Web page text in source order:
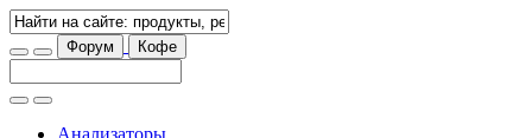
Форум Кофе
Анализаторы